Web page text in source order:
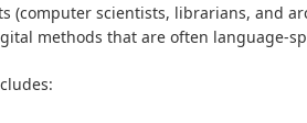
(computer scientists, librarians, and
methods that are often language-